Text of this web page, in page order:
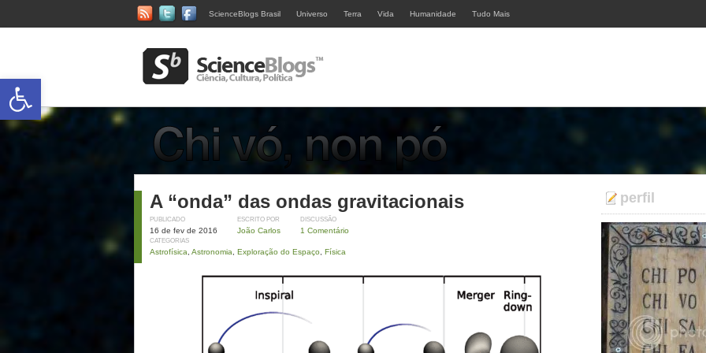
ScienceBlogs Brasil Universo Terra Vida Humanidade Tudo Mais
A “onda” das ondas gravitacionais
PUBLICADO
16 de fev de 2016
ESCRITO POR
João Carlos
DISCUSSÃO
1 Comentário
CATEGORIAS
Astrofísica Astronomia Exploração do Espaço Física
perfil
Abrir a barra de ferramentas